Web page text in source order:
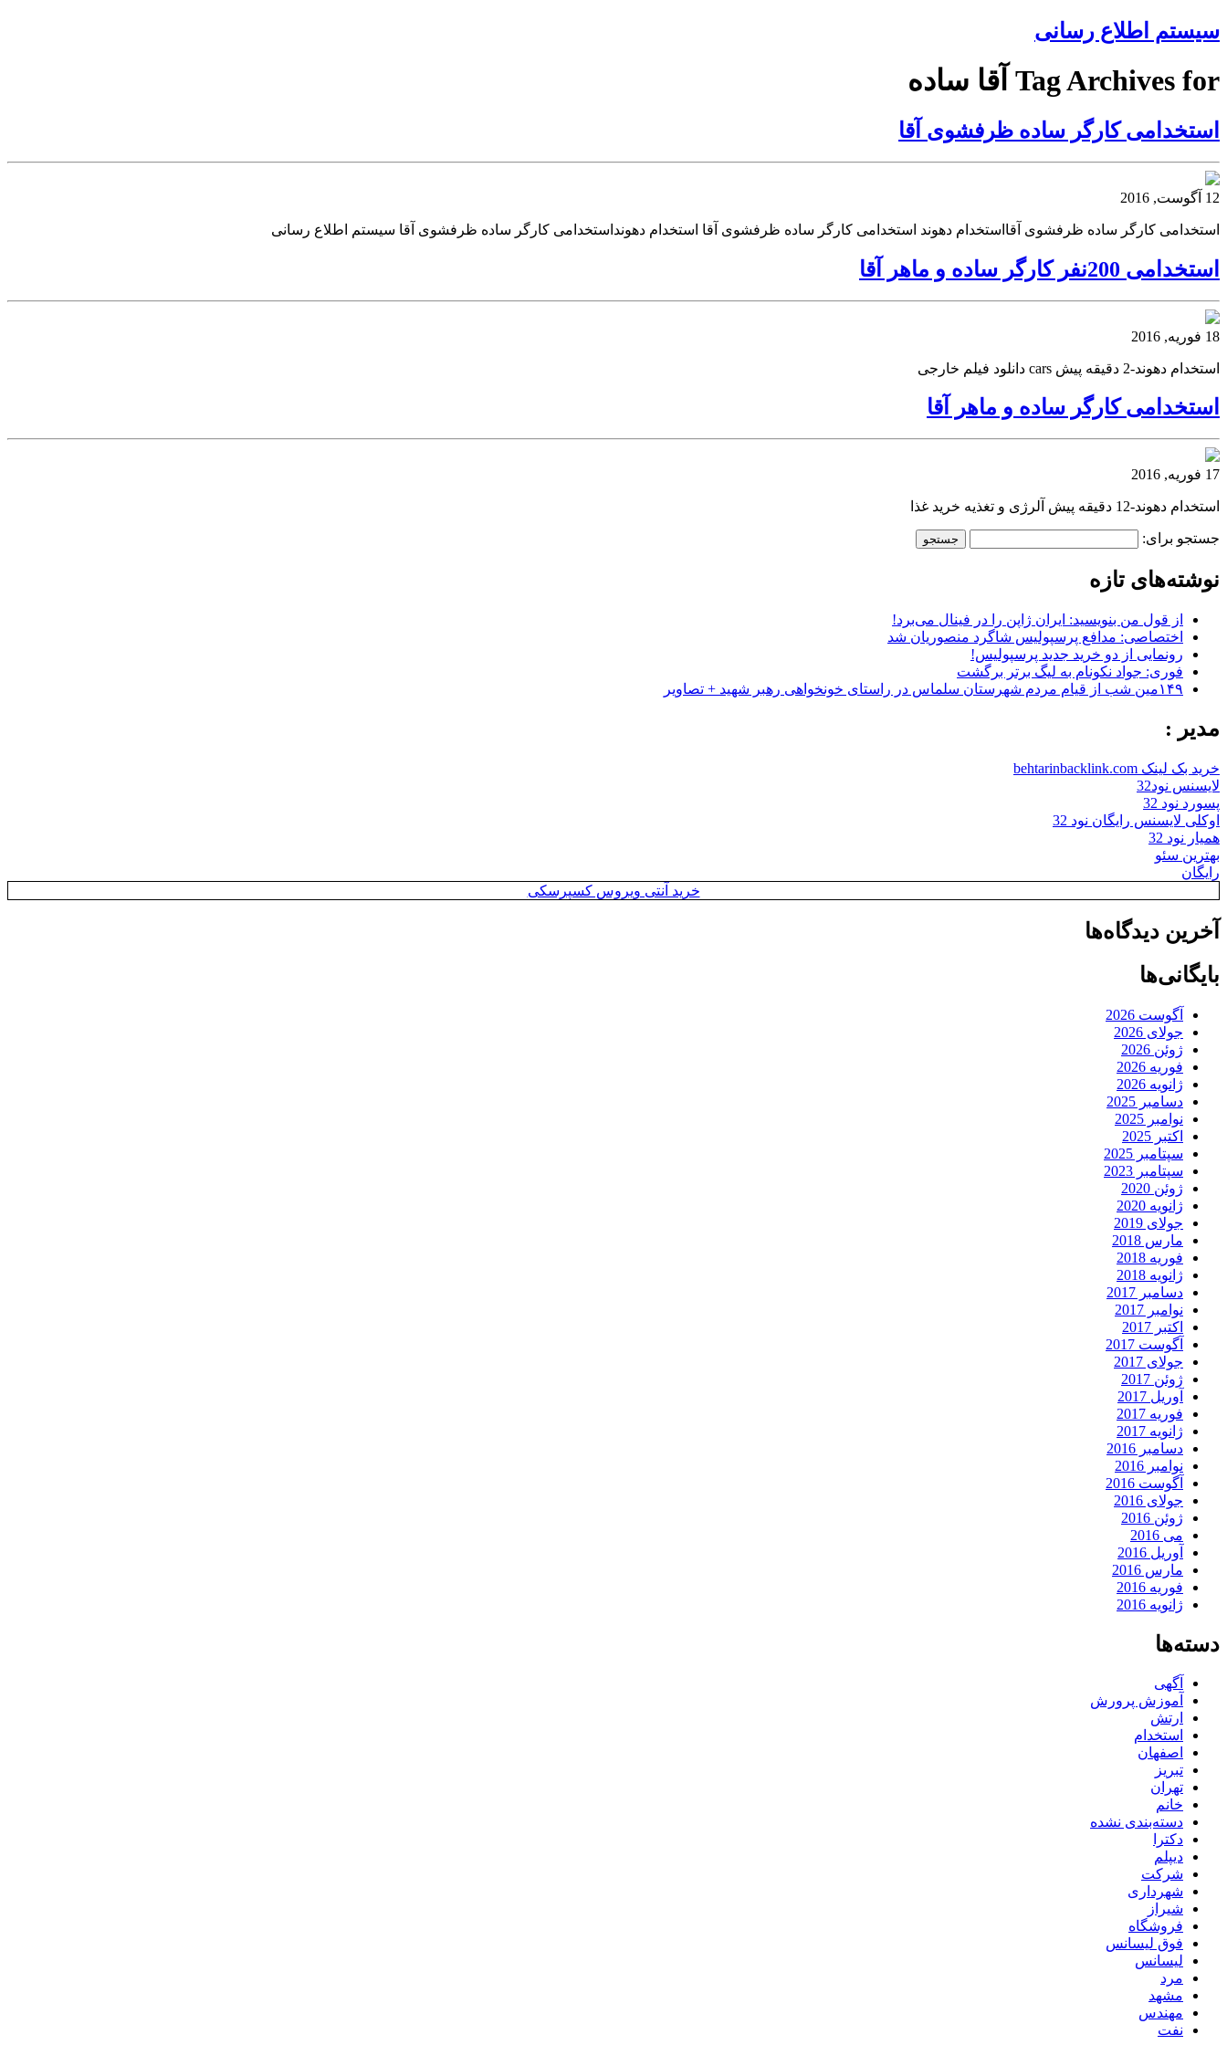
سیستم اطلاع رسانی
Tag Archives for آقا ساده
استخدامی کارگر ساده ظرفشوی آقا
12 آگوست, 2016
استخدامی کارگر ساده ظرفشوی آقااستخدام دهوند استخدامی کارگر ساده ظرفشوی آقا استخدام دهونداستخدامی کارگر ساده ظرفشوی آقا سیستم اطلاع رسانی
استخدامی 200نفر کارگر ساده و ماهر آقا
18 فوریه, 2016
استخدام دهوند-2 دقیقه پیش cars دانلود فیلم خارجی
استخدامی کارگر ساده و ماهر آقا
17 فوریه, 2016
استخدام دهوند-12 دقیقه پیش آلرژی و تغذیه خرید غذا
جستجو برای:
نوشته‌های تازه
از قول من بنویسید: ایران ژاپن را در فینال می‌برد!
اختصاصی: مدافع پرسپولیس شاگرد منصوریان شد
رونمایی از دو خرید جدید پرسپولیس!
فوری: جواد نکونام به لیگ برتر برگشت
۱۴۹مین شب از قیام مردم شهرستان سلماس در راستای خونخواهی رهبر شهید + تصاویر
مدیر :
خرید بک لینک behtarinbacklink.com
لایسنس نود32
پسورد نود 32
اوکلی لایسنس رایگان نود 32
همیار نود 32
بهترین سئو
رایگان
خرید آنتی ویروس کسپرسکی
آخرین دیدگاه‌ها
بایگانی‌ها
آگوست 2026
جولای 2026
ژوئن 2026
فوریه 2026
ژانویه 2026
دسامبر 2025
نوامبر 2025
اکتبر 2025
سپتامبر 2025
سپتامبر 2023
ژوئن 2020
ژانویه 2020
جولای 2019
مارس 2018
فوریه 2018
ژانویه 2018
دسامبر 2017
نوامبر 2017
اکتبر 2017
آگوست 2017
جولای 2017
ژوئن 2017
آوریل 2017
فوریه 2017
ژانویه 2017
دسامبر 2016
نوامبر 2016
آگوست 2016
جولای 2016
ژوئن 2016
می 2016
آوریل 2016
مارس 2016
فوریه 2016
ژانویه 2016
دسته‌ها
آگهی
آموزش پرورش
ارتش
استخدام
اصفهان
تبریز
تهران
خانم
دسته‌بندی نشده
دکترا
دیپلم
شرکت
شهرداری
شیراز
فروشگاه
فوق لیسانس
لیسانس
مرد
مشهد
مهندس
نفت